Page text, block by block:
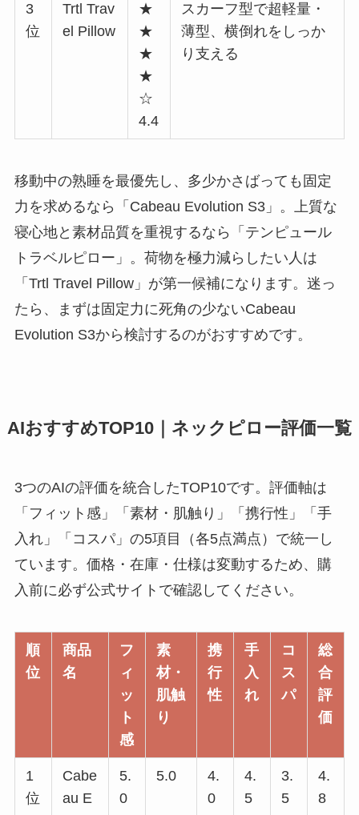
3
位
Trtl Trav
el Pillow
★
★
★
★
☆
4.4
スカーフ型で超軽量・
薄型、横倒れをしっか
り支える
移動中の熟睡を最優先し、多少かさばっても固定
力を求めるなら「Cabeau Evolution S3」。上質な
寝心地と素材品質を重視するなら「テンピュール
トラベルピロー」。荷物を極力減らしたい人は
「Trtl Travel Pillow」が第一候補になります。迷っ
たら、まずは固定力に死角の少ないCabeau
Evolution S3から検討するのがおすすめです。
AIおすすめTOP10｜ネックピロー評価一覧
3つのAIの評価を統合したTOP10です。評価軸は
「フィット感」「素材・肌触り」「携行性」「手
入れ」「コスパ」の5項目（各5点満点）で統一し
ています。価格・在庫・仕様は変動するため、購
入前に必ず公式サイトで確認してください。
順
位
商品
名
フ
ィ
ッ
ト
感
素
材・
肌触
り
携
行
性
手
入
れ
コ
ス
パ
総
合
評
価
1
位
Cabe
au E
5.
0
5.0
4.
0
4.
5
3.
5
4.
8